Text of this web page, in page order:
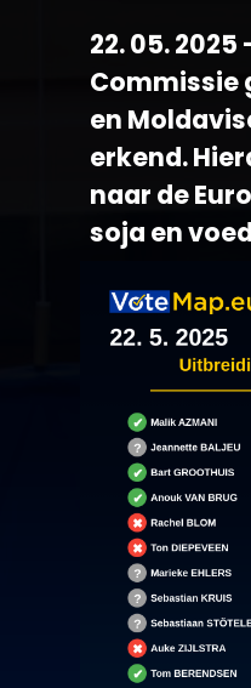
22. 05.
Commissie
en
erkend.
naar de
soja en